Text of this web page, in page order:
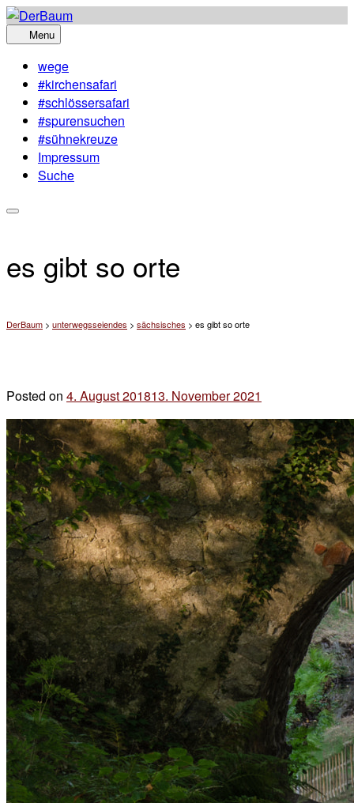
Skip
to
Menu
wege
#kirchensafari
#schlössersafari
#spurensuchen
#sühnekreuze
Impressum
Suche
es gibt so orte
DerBaum > unterwegsseiendes > sächsisches > es gibt so orte
Posted on 4. August 201813. November 2021
der
chef